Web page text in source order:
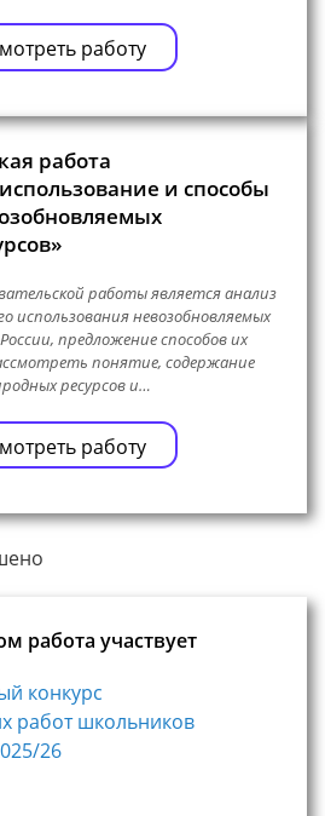
работу
работа
и способы
работы является анализ
использования невозобновляемых
предложение способов их
понятие, содержание
ресурсов и…
работу
работа участвует
конкурс
работ школьников
26